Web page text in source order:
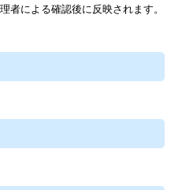
者による確認後に反映されます。